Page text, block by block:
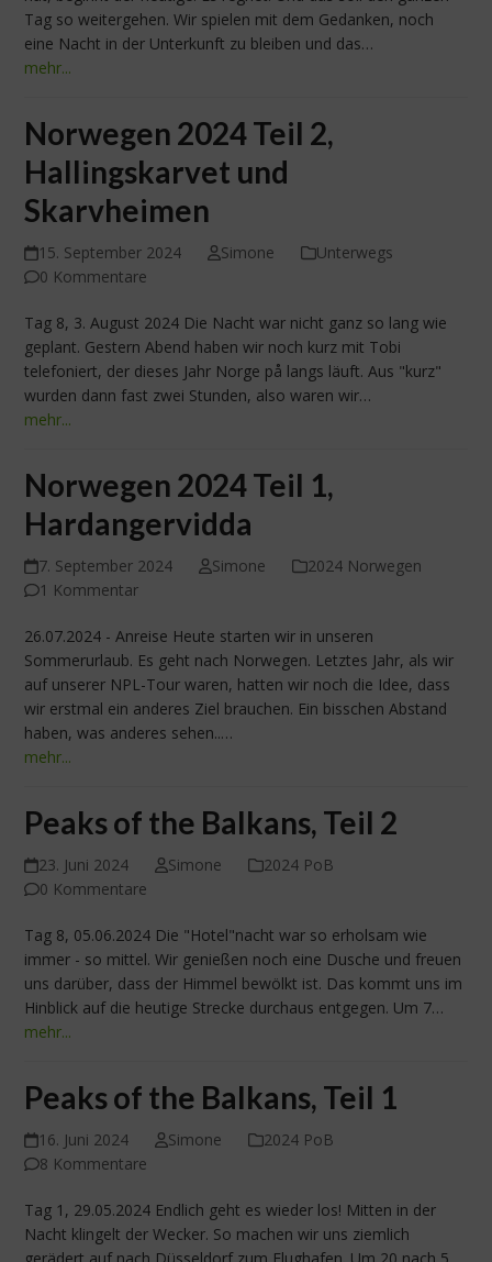
Tag so weitergehen. Wir spielen mit dem Gedanken, noch
eine Nacht in der Unterkunft zu bleiben und das…
mehr...
Norwegen 2024 Teil 2,
Hallingskarvet und
Skarvheimen
15. September 2024 Simone
Unterwegs
0 Kommentare
Tag 8, 3. August 2024 Die Nacht war nicht ganz so lang wie
geplant. Gestern Abend haben wir noch kurz mit Tobi
telefoniert, der dieses Jahr Norge på langs läuft. Aus "kurz"
wurden dann fast zwei Stunden, also waren wir…
mehr...
Norwegen 2024 Teil 1,
Hardangervidda
7. September 2024 Simone
2024 Norwegen
1 Kommentar
26.07.2024 - Anreise Heute starten wir in unseren
Sommerurlaub. Es geht nach Norwegen. Letztes Jahr, als wir
auf unserer NPL-Tour waren, hatten wir noch die Idee, dass
wir erstmal ein anderes Ziel brauchen. Ein bisschen Abstand
haben, was anderes sehen..…
mehr...
Peaks of the Balkans, Teil 2
23. Juni 2024 Simone
2024 PoB
0 Kommentare
Tag 8, 05.06.2024 Die "Hotel"nacht war so erholsam wie
immer - so mittel. Wir genießen noch eine Dusche und freuen
uns darüber, dass der Himmel bewölkt ist. Das kommt uns im
Hinblick auf die heutige Strecke durchaus entgegen. Um 7…
mehr...
Peaks of the Balkans, Teil 1
16. Juni 2024 Simone
2024 PoB
8 Kommentare
Tag 1, 29.05.2024 Endlich geht es wieder los! Mitten in der
Nacht klingelt der Wecker. So machen wir uns ziemlich